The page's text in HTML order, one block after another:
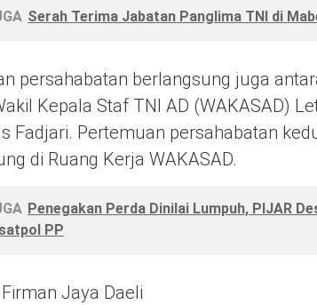
Serah Terima Jabatan Panglima TNI di
persahabatan berlangsung juga
Kepala Staf TNI AD (WAKASAD)
Fadjari. Pertemuan persahabatan
di Ruang Kerja WAKASAD.
Penegakan Perda Dinilai Lumpuh, PIJAR
PP
Jaya Daeli